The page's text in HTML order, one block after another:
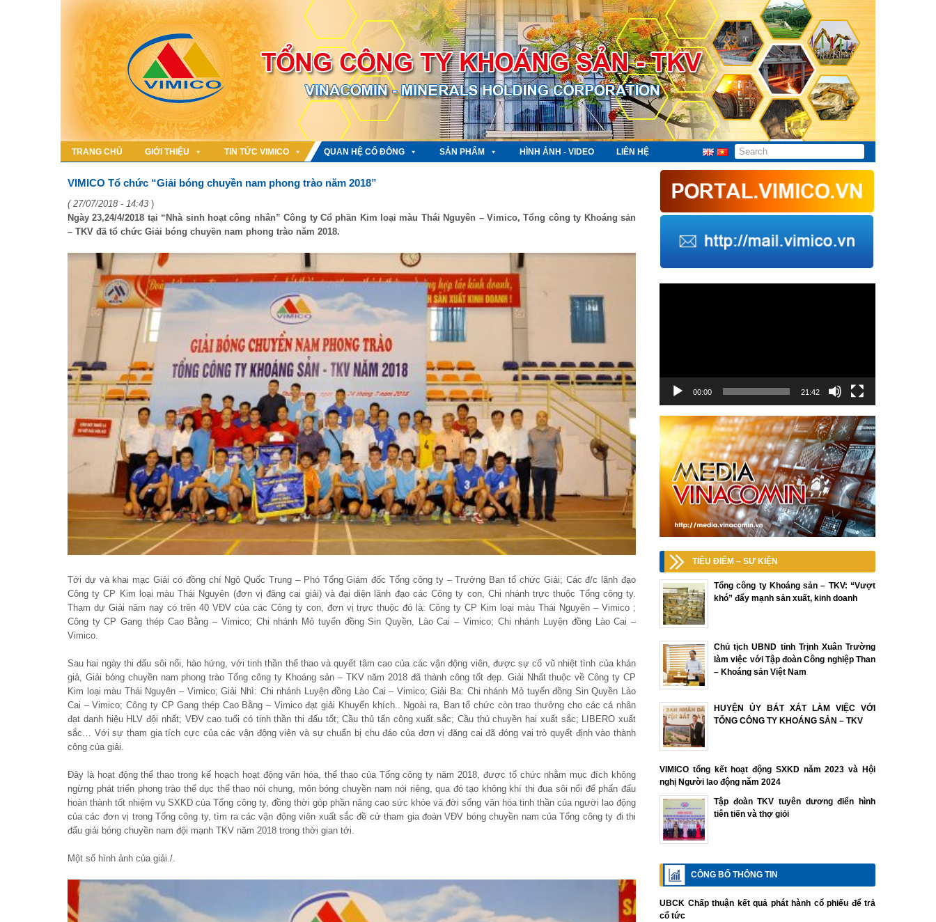
TRANG CHỦ GIỚI THIỆU TIN TỨC VIMICO QUAN HỆ CỔ ĐÔNG SẢN PHẨM HÌNH ẢNH - VIDEO LIÊN HỆ
VIMICO Tổ chức “Giải bóng chuyền nam phong trào năm 2018”
( 27/07/2018 - 14:43 )
Ngày 23,24/4/2018 tại “Nhà sinh hoạt công nhân” Công ty Cổ phần Kim loại màu Thái Nguyên – Vimico, Tổng công ty Khoáng sản
– TKV đã tổ chức Giải bóng chuyền nam phong trào năm 2018.
Tới dự và khai mạc Giải có đồng chí Ngô Quốc Trung – Phó Tổng Giám đốc Tổng công ty – Trưởng Ban tổ chức Giải; Các đ/c lãnh đạo
Công ty CP Kim loại màu Thái Nguyên (đơn vị đăng cai giải) và đại diện lãnh đạo các Công ty con, Chi nhánh trực thuộc Tổng công ty.
Tham dự Giải năm nay có trên 40 VĐV của các Công ty con, đơn vị trực thuộc đó là: Công ty CP Kim loại màu Thái Nguyên – Vimico ;
Công ty CP Gang thép Cao Bằng – Vimico; Chi nhánh Mỏ tuyển đồng Sin Quyền, Lào Cai – Vimico; Chi nhánh Luyện đồng Lào Cai –
Vimico.
Sau hai ngày thi đấu sôi nổi, hào hứng, với tinh thần thể thao và quyết tâm cao của các vận động viên, được sự cổ vũ nhiệt tình của khán
giả, Giải bóng chuyền nam phong trào Tổng công ty Khoáng sản – TKV năm 2018 đã thành công tốt đẹp. Giải Nhất thuộc về Công ty CP
Kim loại màu Thái Nguyên – Vimico; Giải Nhì: Chi nhánh Luyện đồng Lào Cai – Vimico; Giải Ba: Chi nhánh Mỏ tuyển đồng Sin Quyền Lào
Cai – Vimico; Công ty CP Gang thép Cao Bằng – Vimico đạt giải Khuyến khích.. Ngoài ra, Ban tổ chức còn trao thưởng cho các cá nhân
đạt danh hiệu HLV đội nhất; VĐV cao tuổi có tinh thần thi đấu tốt; Cầu thủ tấn công xuất sắc; Cầu thủ chuyền hai xuất sắc; LIBERO xuất
sắc… Với sự tham gia tích cực của các vận động viên và sự chuẩn bị chu đáo của đơn vị đăng cai đã đóng vai trò quyết định vào thành
công của giải.
Đây là hoạt động thể thao trong kế hoạch hoạt động văn hóa, thể thao của Tổng công ty năm 2018, được tổ chức nhằm mục đích không
ngừng phát triển phong trào thể dục thể thao nói chung, môn bóng chuyền nam nói riêng, qua đó tạo không khí thi đua sôi nổi để phấn đấu
hoàn thành tốt nhiệm vụ SXKD của Tổng công ty, đồng thời góp phần nâng cao sức khỏe và đời sống văn hóa tinh thần của người lao động
của các đơn vị trong Tổng công ty, tìm ra các vận động viên xuất sắc đề cử tham gia đoàn VĐV bóng chuyền nam của Tổng công ty đi thi
đấu giải bóng chuyền nam đội mạnh TKV năm 2018 trong thời gian tới.
Một số hình ảnh của giải./.
00:00 21:42
TIÊU ĐIỂM – SỰ KIỆN
Tổng công ty Khoáng sản – TKV: “Vượt
khó” đẩy mạnh sản xuất, kinh doanh
Chủ tịch UBND tỉnh Trịnh Xuân Trường
làm việc với Tập đoàn Công nghiệp Than
– Khoáng sản Việt Nam
HUYỆN ỦY BÁT XÁT LÀM VIỆC VỚI
TỔNG CÔNG TY KHOÁNG SẢN – TKV
VIMICO tổng kết hoạt động SXKD năm 2023 và Hội
nghị Người lao động năm 2024
Tập đoàn TKV tuyên dương điển hình
tiên tiến và thợ giỏi
CÔNG BỐ THÔNG TIN
UBCK Chấp thuận kết quả phát hành cổ phiếu để trả
cổ tức